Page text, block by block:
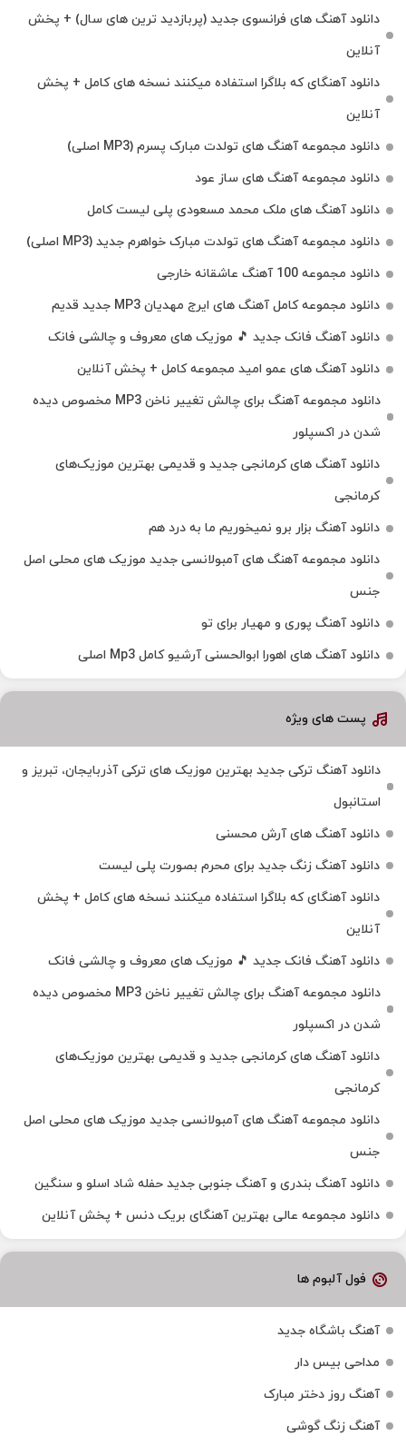
دانلود آهنگ های فرانسوی جدید (پربازدید ترین های سال) + پخش
آنلاین
دانلود آهنگای که بلاگرا استفاده میکنند نسخه های کامل + پخش
آنلاین
دانلود مجموعه آهنگ های تولدت مبارک پسرم (MP3 اصلی)
دانلود مجموعه آهنگ های ساز عود
دانلود آهنگ های ملک‌ محمد مسعودی پلی لیست کامل
دانلود مجموعه آهنگ های تولدت مبارک خواهرم جدید (MP3 اصلی)
دانلود مجموعه 100 آهنگ عاشقانه خارجی
دانلود مجموعه کامل آهنگ های ایرج مهدیان MP3 جدید قدیم
دانلود آهنگ فانک جدید 🎵 موزیک‌ های معروف و چالشی فانک
دانلود آهنگ های عمو امید مجموعه کامل + پخش آنلاین
دانلود مجموعه آهنگ برای چالش تغییر ناخن MP3 مخصوص دیده
شدن در اکسپلور
دانلود آهنگ‌ های کرمانجی جدید و قدیمی بهترین موزیک‌های
کرمانجی
دانلود آهنگ بزار برو نمیخوریم ما به درد هم
دانلود مجموعه آهنگ های آمبولانسی جدید موزیک های محلی اصل
جنس
دانلود آهنگ پوری و مهیار برای تو
دانلود آهنگ های اهورا ابوالحسنی آرشیو کامل Mp3 اصلی
پست های ویژه
دانلود آهنگ ترکی جدید بهترین موزیک‌ های ترکی آذربایجان، تبریز و
استانبول
دانلود آهنگ های آرش محسنی
دانلود آهنگ زنگ جدید برای محرم بصورت پلی لیست
دانلود آهنگای که بلاگرا استفاده میکنند نسخه های کامل + پخش
آنلاین
دانلود آهنگ فانک جدید 🎵 موزیک‌ های معروف و چالشی فانک
دانلود مجموعه آهنگ برای چالش تغییر ناخن MP3 مخصوص دیده
شدن در اکسپلور
دانلود آهنگ‌ های کرمانجی جدید و قدیمی بهترین موزیک‌های
کرمانجی
دانلود مجموعه آهنگ های آمبولانسی جدید موزیک های محلی اصل
جنس
دانلود آهنگ بندری و آهنگ جنوبی جدید حفله شاد اسلو و سنگین
دانلود مجموعه عالی بهترین آهنگای بریک دنس + پخش آنلاین
فول آلبوم ها
آهنگ باشگاه جدید
مداحی بیس دار
آهنگ روز دختر مبارک
آهنگ زنگ گوشی